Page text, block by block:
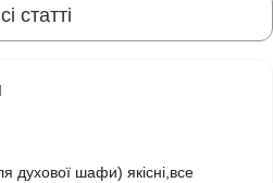
статті
духової шафи) якісні,все